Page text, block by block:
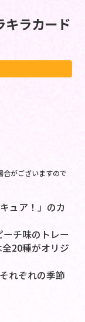
キラカード
がございますので
ュア！」のカ
チ味のトレー
20種がオリジ
れぞれの季節